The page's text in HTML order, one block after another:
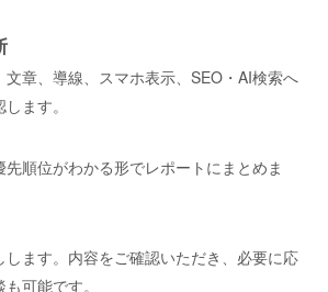
章、導線、スマホ表示、 SEO・ AI検索へ
ます。
順位がわかる形でレポートにまとめま
します。内容をご確認いただき、必要に応
可能です。